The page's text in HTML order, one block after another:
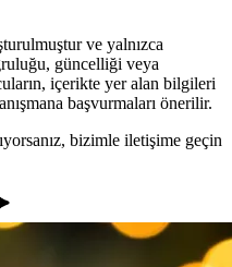
English
ve yalnızca
güncelliği veya
içerikte yer alan bilgileri
başvurmaları önerilir.
bizimle iletişime geçin